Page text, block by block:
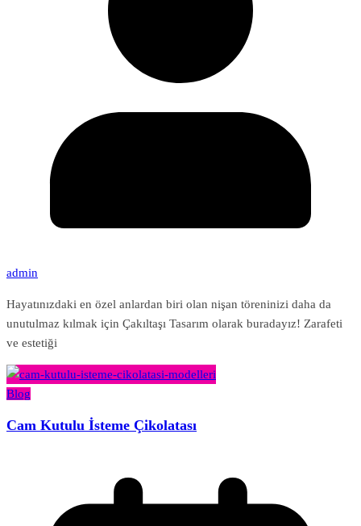
admin
Hayatınızdaki en özel anlardan biri olan nişan töreninizi daha da
unutulmaz kılmak için Çakıltaşı Tasarım olarak buradayız! Zarafeti
ve estetiği
Blog
Cam Kutulu İsteme Çikolatası